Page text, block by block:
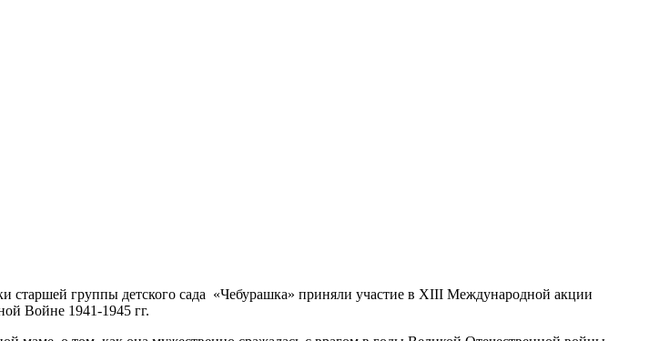
старшей группы детского сада «Чебурашка» приняли участие в XIII Международной акции
Войне 1941-1945 гг.